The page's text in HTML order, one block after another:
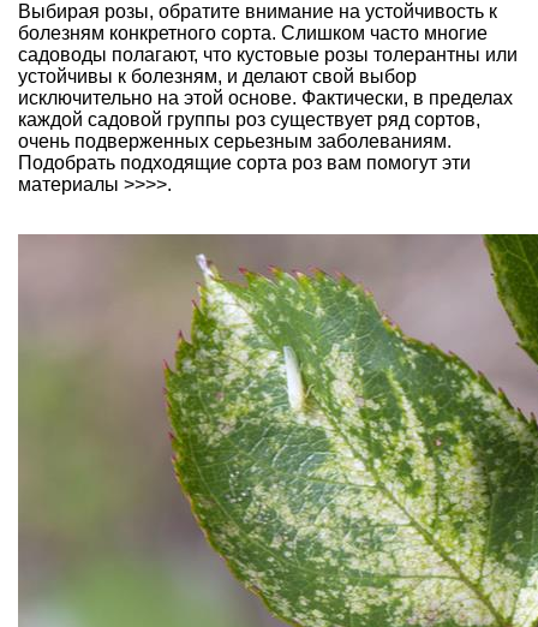
Выбирая розы, обратите внимание на устойчивость к
болезням конкретного сорта. Слишком часто многие
садоводы полагают, что кустовые розы толерантны или
устойчивы к болезням, и делают свой выбор
исключительно на этой основе. Фактически, в пределах
каждой садовой группы роз существует ряд сортов,
очень подверженных серьезным заболеваниям.
Подобрать подходящие сорта роз вам помогут эти
материалы >>>>.